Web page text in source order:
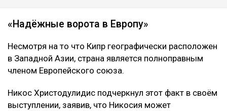
«Надёжные ворота в Европу»
Несмотря на то что Кипр географически расположен
в Западной Азии, страна является полноправным
членом Европейского союза.
Никос Христодулидис подчеркнул этот факт в своём
выступлении, заявив, что Никосия может